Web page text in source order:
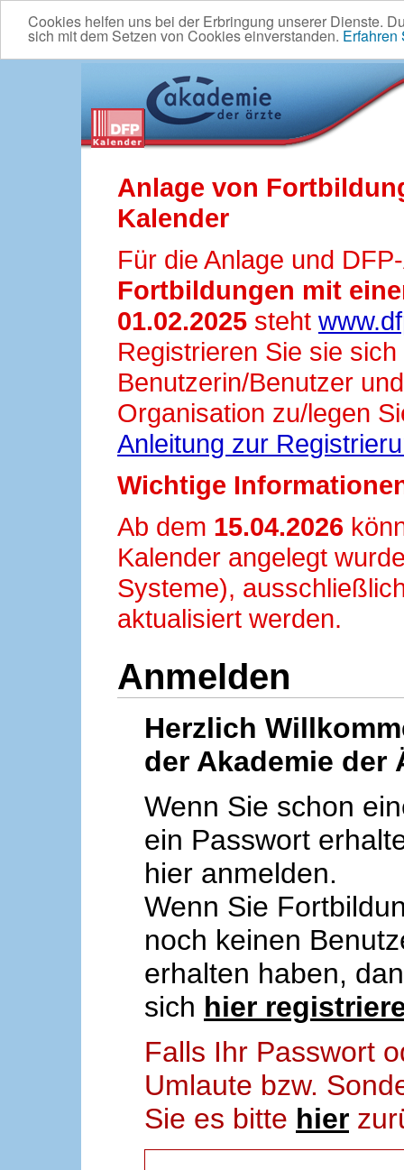
Cookies helfen uns bei der Erbringung unserer Dienste.
sich mit dem Setzen von Cookies einverstanden. Erfahren
Anlage von
Kalender
Für die Anlage und
Fortbildungen mit
01.02.2025 steht
Registrieren Sie sie
Benutzerin/Benutzer
Organisation zu/legen
Anleitung zur
Wichtige
Ab dem 15.04.2026
Kalender angelegt
Systeme),
aktualisiert werden.
Anmelden
Herzlich
der Akademie der
Wenn Sie schon
ein Passwort
hier anmelden.
Wenn Sie
noch keinen
erhalten haben,
sich hier
Falls Ihr Passwort
Umlaute bzw.
Sie es bitte hier